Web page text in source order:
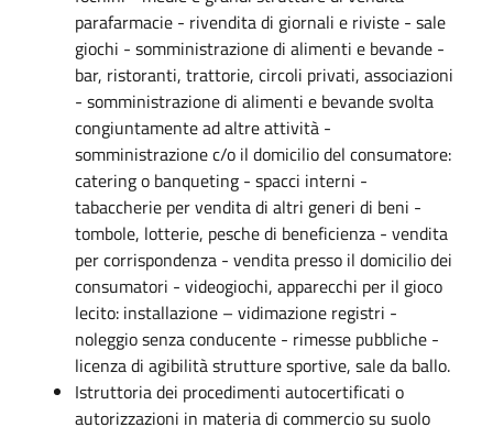
parafarmacie - rivendita di giornali e riviste - sale
giochi - somministrazione di alimenti e bevande -
bar, ristoranti, trattorie, circoli privati, associazioni
- somministrazione di alimenti e bevande svolta
congiuntamente ad altre attività -
somministrazione c/o il domicilio del consumatore:
catering o banqueting - spacci interni -
tabaccherie per vendita di altri generi di beni -
tombole, lotterie, pesche di beneficienza - vendita
per corrispondenza - vendita presso il domicilio dei
consumatori - videogiochi, apparecchi per il gioco
lecito: installazione – vidimazione registri -
noleggio senza conducente - rimesse pubbliche -
licenza di agibilità strutture sportive, sale da ballo.
Istruttoria dei procedimenti autocertificati o
autorizzazioni in materia di commercio su suolo